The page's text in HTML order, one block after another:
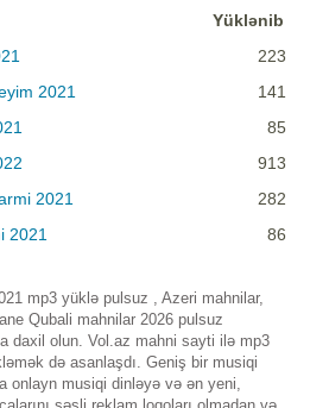
Yüklənib
223
2021
141
85
913
2021
282
2021
86
mp3 yüklə pulsuz , Azeri mahnilar,
Qubali mahnilar 2026 pulsuz
daxil olun. Vol.az mahni sayti ilə mp3
də asanlaşdı. Geniş bir musiqi
onlayn musiqi dinləyə və ən yeni,